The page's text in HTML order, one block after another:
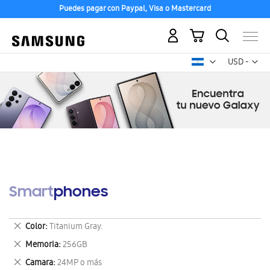
Puedes pagar con Paypal, Visa o Mastercard
USD -
dólar
Mi carrito
Smartphones
Color Titanium Gray.
Eliminar
este
artículo
Memoria 256GB
Eliminar
este
Camara 24MP o más
Eliminar